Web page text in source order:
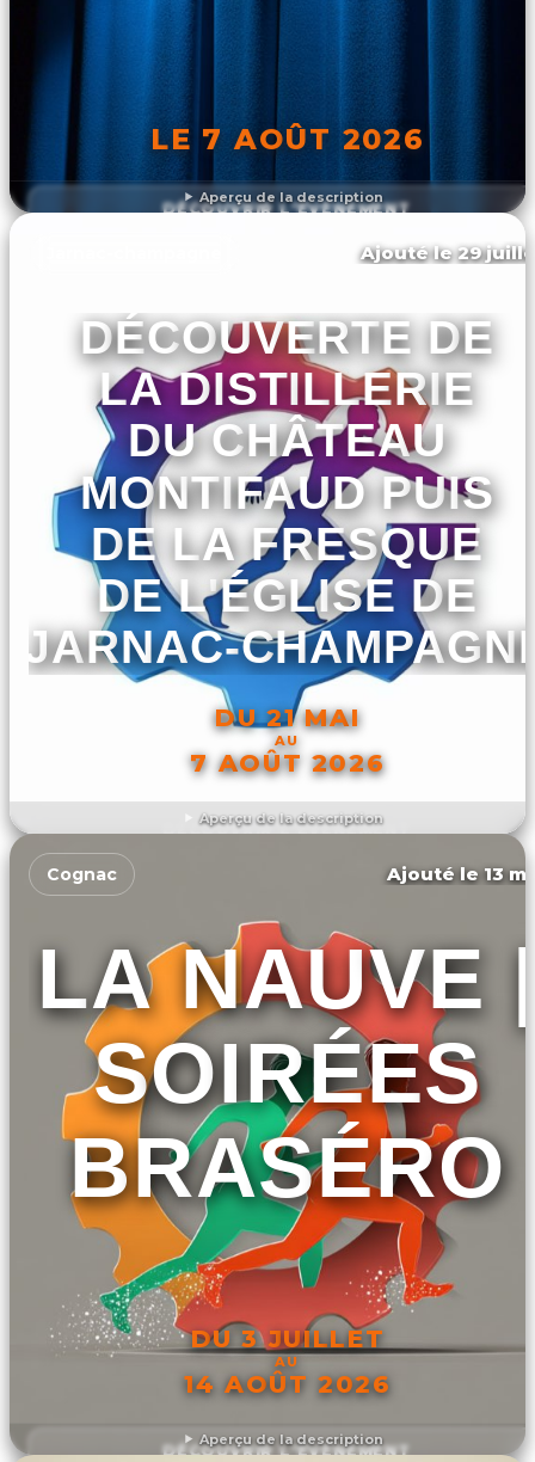
Aperçu de la description
LE 7 AOÛT 2026
DÉCOUVRIR L'ÉVÉNEMENT
Aperçu de la description
Ajouté le 29
DÉCOUVERTE DE
LA DISTILLERIE
DU CHÂTEAU
MONTIFAUD PUIS
DE LA FRESQUE
DE L'ÉGLISE DE
JARNAC-
DU 21 MAI
AU
7 AOÛT 2026
DÉCOUVRIR L'ÉVÉNEMENT
Aperçu de la description
Cognac Ajouté le 13
LA NAUVE |
SOIRÉES
BRASÉRO
DU 3 JUILLET
AU
14 AOÛT 2026
DÉCOUVRIR L'ÉVÉNEMENT